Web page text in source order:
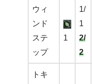
ウィ
ンド
ステ
ップ
1
1/
1
2/
2
トキ